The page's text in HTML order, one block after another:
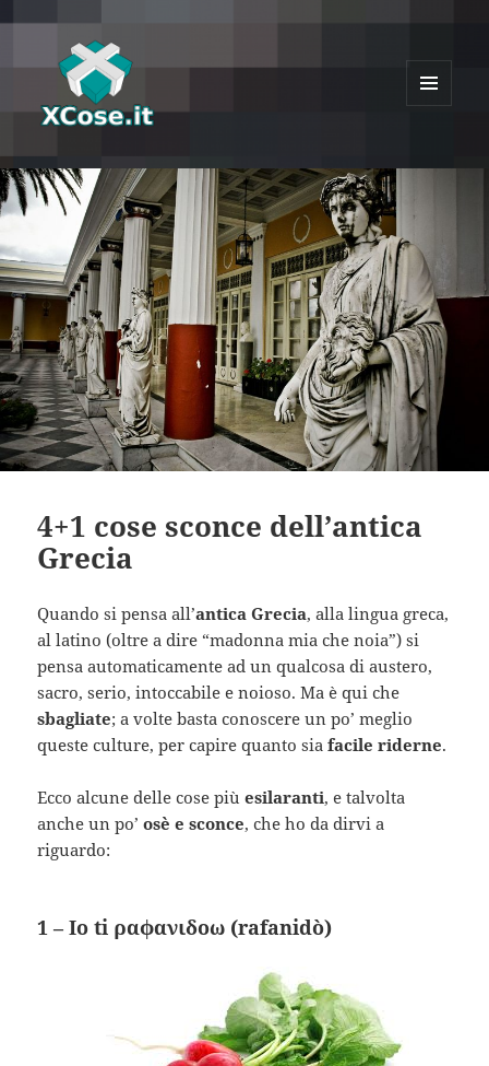
XCose
4+1 cose sconce dell’antica
Grecia
Quando si pensa all’antica Grecia, alla lingua greca,
al latino (oltre a dire “madonna mia che noia”) si
pensa automaticamente ad un qualcosa di austero,
sacro, serio, intoccabile e noioso. Ma è qui che
sbagliate; a volte basta conoscere un po’ meglio
queste culture, per capire quanto siafacile riderne.
Ecco alcune delle cose piùesilaranti, e talvolta
anche un po’osè e sconce, che ho da dirvi a
riguardo:
1 – Io ti ραφανιδοω (rafanidò)